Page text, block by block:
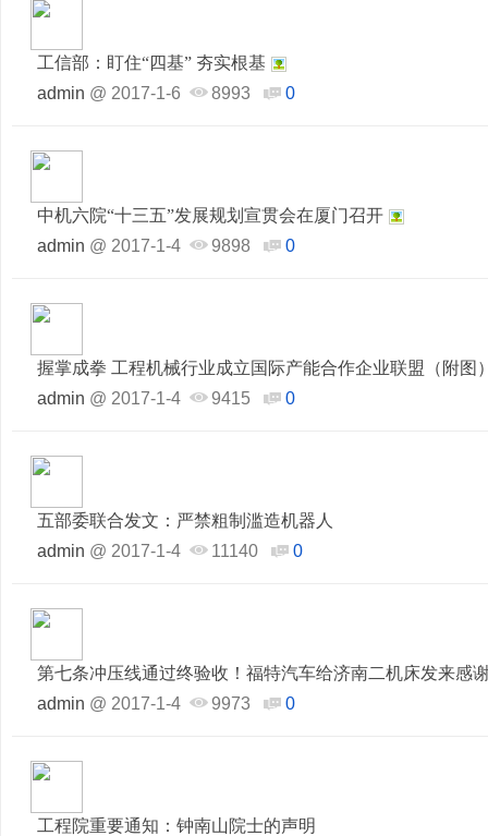
工信部：盯住“四基” 夯实根基
admin @ 2017-1-6 8993 0
中机六院“十三五”发展规划宣贯会在厦门召开
admin @ 2017-1-4 9898 0
握掌成拳 工程机械行业成立国际产能合作企业联盟（附图
admin @ 2017-1-4 9415 0
五部委联合发文：严禁粗制滥造机器人
admin @ 2017-1-4 11140 0
第七条冲压线通过终验收！福特汽车给济南二机床发来感
admin @ 2017-1-4 9973 0
工程院重要通知：钟南山院士的声明